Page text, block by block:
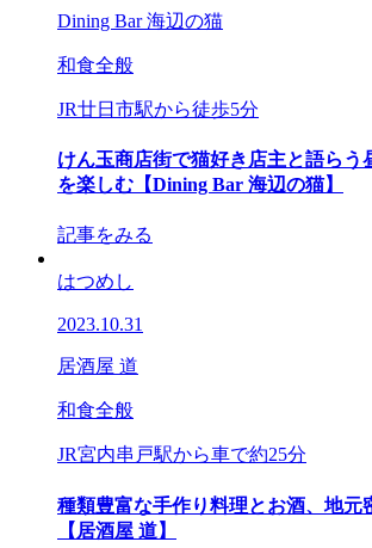
Dining Bar 海辺の猫
和食全般
JR廿日市駅から徒歩5分
けん玉商店街で猫好き店主と語らう
を楽しむ【Dining Bar 海辺の猫】
記事をみる
はつめし
2023.10.31
居酒屋 道
和食全般
JR宮内串戸駅から車で約25分
種類豊富な手作り料理とお酒、地元
【居酒屋 道】